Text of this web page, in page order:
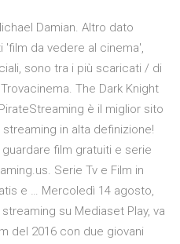
Damian. Altro dato
da vedere al cinema',
sono tra i più scaricati / di
The Dark Knight
è il miglior sito
in alta definizione!
film gratuiti e serie
Serie Tv e Film in
e … Mercoledì 14 agosto,
su Mediaset Play, va
del 2016 con due giovani